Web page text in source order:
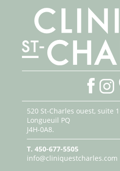
520 St-Charles ouest, suite 1
Longueuil PQ
J4H-0A8.
T. 450-677-5505
info@cliniquestcharles.com